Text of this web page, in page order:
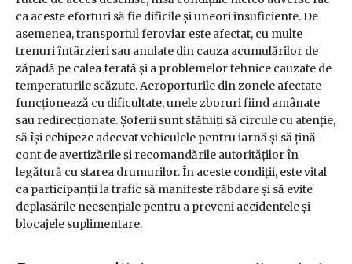
ca aceste eforturi să fie dificile și uneori insuficiente. De
asemenea, transportul feroviar este afectat, cu multe
trenuri întârzieri sau anulate din cauza acumulărilor de
zăpadă pe calea ferată și a problemelor tehnice cauzate de
temperaturile scăzute. Aeroporturile din zonele afectate
funcționează cu dificultate, unele zboruri fiind amânate
sau redirecționate. Șoferii sunt sfătuiți să circule cu atenție,
să își echipeze adecvat vehiculele pentru iarnă și să țină
cont de avertizările și recomandările autorităților în
legătură cu starea drumurilor. În aceste condiții, este vital
ca participanții la trafic să manifeste răbdare și să evite
deplasările neesențiale pentru a preveni accidentele și
blocajele suplimentare.